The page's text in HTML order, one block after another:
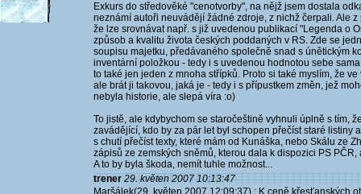
Exkurs do středověké "cenotvorby", na nějž jsem dostala
neznámí autoři neuvádějí žádné zdroje, z nichž čerpali. Ale
že lze srovnávat např. s již uvedenou publikací "Legenda o
způsob a kvalitu života českých poddaných v RS. Zde se
soupisu majetku, předávaného společně snad s únětickým
inventární položkou - tedy i s uvedenou hodnotou sebe
to také jen jeden z mnoha střípků. Proto si také myslím, že
ale brát ji takovou, jaká je - tedy i s přípustkem změn, jež
nebyla historie, ale slepá víra :o)
To jistě, ale kdybychom se staročeštině vyhnuli úplně s tím,
zavádějící, kdo by za pár let byl schopen přečíst staré listiny
s chutí přečíst texty, které mám od Kunáška, nebo Skálu ze
zápisů ze zemských sněmů, kterou dala k dispozici PS
A to by byla škoda, nemít tuhle možnost...
trener 29. květen 2007 10:13:47
Maršálek(29. květen 2007 12:09:37) : K ceně křesťanských